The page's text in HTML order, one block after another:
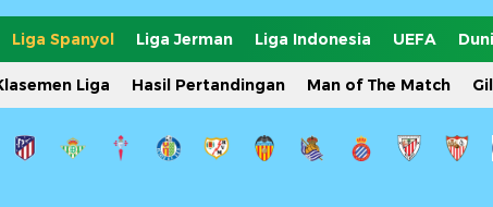
Liga Spanyol Liga Jerman Liga Indonesia UEFA
Liga Hasil Pertandingan Man of The Match